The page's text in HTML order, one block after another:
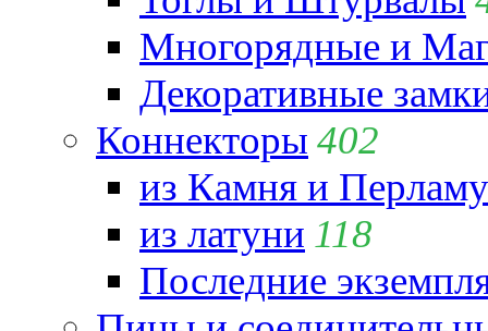
Многорядные и
Декоративные
Коннекторы 402
из Камня и
из латуни 118
Последние